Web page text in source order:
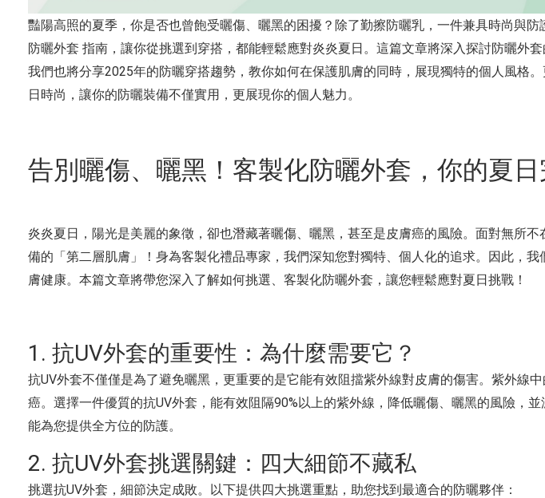
豔陽高照的夏季，你是否也曾飽受曬傷、曬黑的困擾？除了勤擦防曬乳，一件兼具時尚與
防曬外套 指南，讓你從挑選到穿搭，都能輕鬆應對炎炎夏日。這篇文章將深入探討防曬外
我們也將分享2025年的防曬穿搭趨勢，教你如何在保護肌膚的同時，展現獨特的個人風格
日時尚，讓你的防曬裝備不僅實用，更展現你的個人魅力。
告別曬傷、曬黑！客製化防曬外套，你的夏
炎炎夏日，陽光是美麗的象徵，卻也潛藏著曬傷、曬黑，甚至是皮膚癌的風險。面對無所
備的「第二層肌膚」！身為客製化禮品專家，我們深知您對獨特、個人化的追求。因此，
膚健康。本篇文章將帶您深入了解如何挑選、客製化防曬外套，讓您輕鬆應對夏日挑戰！
1. 抗UV外套的重要性：為什麼需要它？
抗UV外套不僅僅是為了避免曬黑，更重要的是它能有效阻擋紫外線對皮膚的傷害。紫外線
癌。選擇一件優質的抗UV外套，能有效阻隔90%以上的紫外線，降低曬傷、曬黑的風險，
能為您提供全方位的防護。
2. 抗UV外套挑選關鍵：四大細節不藏私
挑選抗UV外套，細節決定成敗。以下提供四大挑選重點，助您找到最適合的防曬夥伴：